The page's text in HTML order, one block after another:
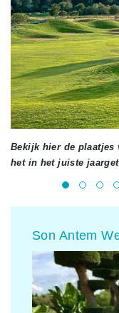
Bekijk hier de plaatjes
het in het juiste
Son Antem